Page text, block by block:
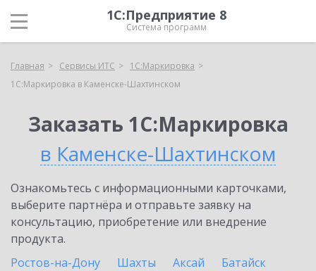
1С:Предприятие 8
Система программ
Главная Сервисы ИТС
1С:Маркировка
1С:Маркировка в Каменске-Шахтинском
Заказать 1С:Маркировка
в Каменске-Шахтинском
Ознакомьтесь с информационными карточками,
выберите партнёра и отправьте заявку на
консультацию, приобретение или внедрение
продукта.
Ростов-на-Дону
Шахты Аксай
Батайск